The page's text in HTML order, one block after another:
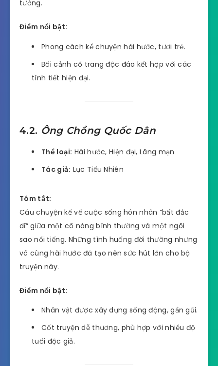
tưởng.
Điểm nổi bật:
Phong cách kể chuyện hài hước, tươi trẻ.
Bối cảnh cổ trang độc đáo kết hợp với các
tình tiết hiện đại.
4.2. Ông Chồng Quốc Dân
Thể loại: Hài hước, Hiện đại, Lãng mạn
Tác giả: Lục Tiểu Nhiên
Tóm tắt:
Câu chuyện kể về cuộc sống hôn nhân “bất đắc
dĩ” giữa một cô nàng bình thường và một ngôi
sao nổi tiếng. Những tình huống đời thường nhưng
vô cùng hài hước đã tạo nên sức hút lớn cho bộ
truyện này.
Điểm nổi bật:
Nhân vật được xây dựng sống động, gần gũi.
Cốt truyện dễ thương, phù hợp với nhiều độ
tuổi độc giả.